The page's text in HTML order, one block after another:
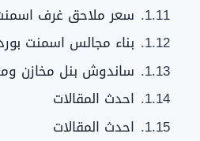
سعر ملاحق غرف اسمنت
بناء مجالس اسمنت
ساندوش بنل مخازن
احدث المقالات
احدث المقالات